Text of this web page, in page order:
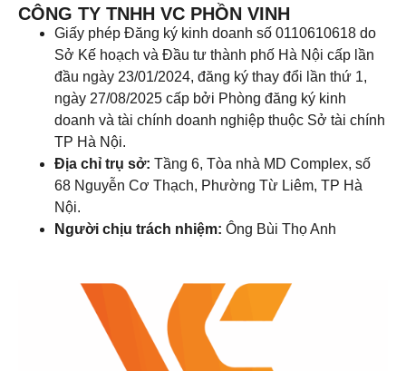
CÔNG TY TNHH VC PHỒN VINH
Giấy phép Đăng ký kinh doanh số 0110610618 do
Sở Kế hoạch và Đầu tư thành phố Hà Nội cấp lần
đầu ngày 23/01/2024, đăng ký thay đổi lần thứ 1,
ngày 27/08/2025 cấp bởi Phòng đăng ký kinh
doanh và tài chính doanh nghiệp thuộc Sở tài chính
TP Hà Nội.
Địa chỉ trụ sở: Tầng 6, Tòa nhà MD Complex, số
68 Nguyễn Cơ Thạch, Phường Từ Liêm, TP Hà
Nội.
Người chịu trách nhiệm: Ông Bùi Thọ Anh